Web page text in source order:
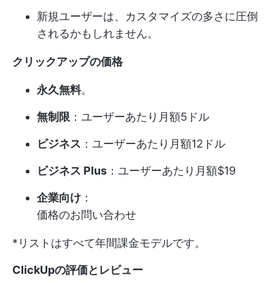
新規ユーザーは、カスタマイズの多さに圧倒
されるかもしれません。
クリックアップの価格
永久無料。
無制限 ：ユーザーあたり月額5ドル
ビジネス ：ユーザーあたり月額12ドル
ビジネス Plus ：ユーザーあたり月額$19
企業向け ：
価格のお問い合わせ
*リストはすべて年間課金モデルです。
ClickUpの評価とレビュー